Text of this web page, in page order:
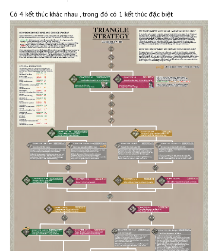
Có 4 kết thúc khác nhau , trong đó có 1 kết thúc đặc biệt